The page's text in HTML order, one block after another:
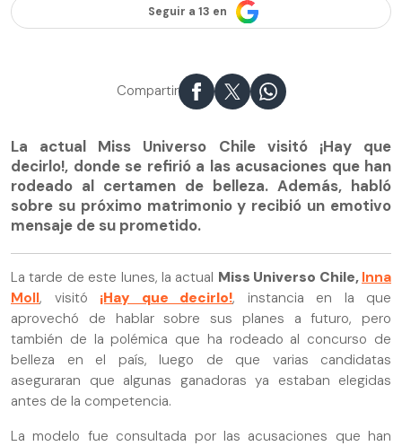
Seguir a 13 en
Compartir
La actual Miss Universo Chile visitó ¡Hay que
decirlo!, donde se refirió a las acusaciones que han
rodeado al certamen de belleza. Además, habló
sobre su próximo matrimonio y recibió un emotivo
mensaje de su prometido.
La tarde de este lunes, la actual Miss Universo Chile, Inna
Moll, visitó ¡Hay que decirlo!, instancia en la que
aprovechó de hablar sobre sus planes a futuro, pero
también de la polémica que ha rodeado al concurso de
belleza en el país, luego de que varias candidatas
aseguraran que algunas ganadoras ya estaban elegidas
antes de la competencia.
La modelo fue consultada por las acusaciones que han